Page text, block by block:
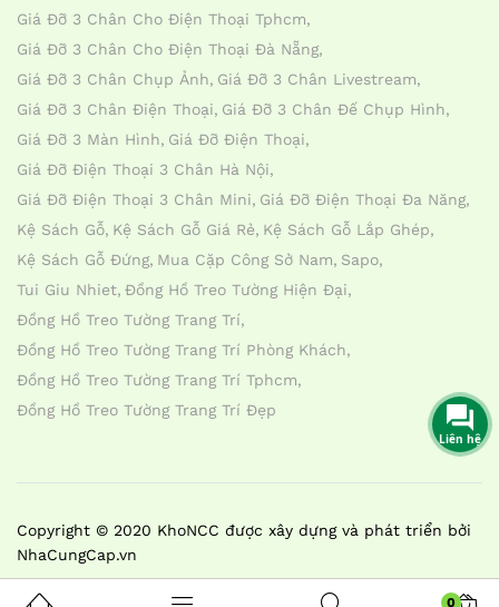
Giá Đỡ 3 Chân Cho Điện Thoại Tphcm
Giá Đỡ 3 Chân Cho Điện Thoại Đà Nẵng
Giá Đỡ 3 Chân Chụp Ảnh Giá Đỡ 3 Chân Livestream
Giá Đỡ 3 Chân Điện Thoại Giá Đỡ 3 Chân Đế Chụp Hình
Giá Đỡ 3 Màn Hình Giá Đỡ Điện Thoại
Giá Đỡ Điện Thoại 3 Chân Hà Nội
Giá Đỡ Điện Thoại 3 Chân Mini Giá Đỡ Điện Thoại Đa Năng
Kệ Sách Gỗ Kệ Sách Gỗ Giá Rẻ Kệ Sách Gỗ Lắp Ghép
Kệ Sách Gỗ Đứng Mua Cặp Công Sở Nam Sapo
Tui Giu Nhiet Đồng Hồ Treo Tường Hiện Đại
Đồng Hồ Treo Tường Trang Trí
Đồng Hồ Treo Tường Trang Trí Phòng Khách
Đồng Hồ Treo Tường Trang Trí Tphcm
Đồng Hồ Treo Tường Trang Trí Đẹp
Copyright © 2020 KhoNCC được xây dựng và phát triển bởi
NhaCungCap.vn
0
Liên hệ